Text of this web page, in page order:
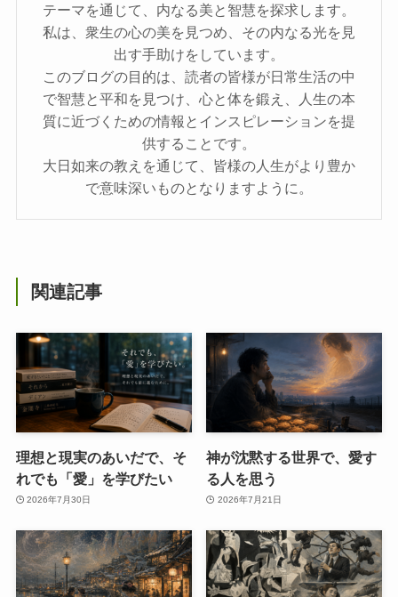
テーマを通じて、内なる美と智慧を探求します。
私は、衆生の心の美を見つめ、その内なる光を見
出す手助けをしています。
このブログの目的は、読者の皆様が日常生活の中
で智慧と平和を見つけ、心と体を鍛え、人生の本
質に近づくための情報とインスピレーションを提
供することです。
大日如来の教えを通じて、皆様の人生がより豊か
で意味深いものとなりますように。
関連記事
理想と現実のあいだで、そ
れでも「愛」を学びたい
2026年7月30日
神が沈黙する世界で、愛す
る人を思う
2026年7月21日